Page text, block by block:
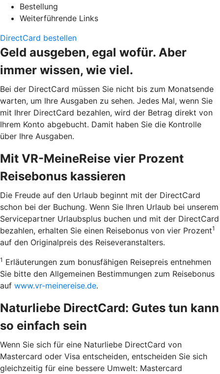
Bestellung
Weiterführende Links
DirectCard bestellen
Geld ausgeben, egal wofür. Aber
immer wissen, wie viel.
Bei der DirectCard müssen Sie nicht bis zum Monatsende
warten, um Ihre Ausgaben zu sehen. Jedes Mal, wenn Sie
mit Ihrer DirectCard bezahlen, wird der Betrag direkt von
Ihrem Konto abgebucht. Damit haben Sie die Kontrolle
über Ihre Ausgaben.
Mit VR-MeineReise vier Prozent
Reisebonus kassieren
Die Freude auf den Urlaub beginnt mit der DirectCard
schon bei der Buchung. Wenn Sie Ihren Urlaub bei unserem
Servicepartner Urlaubsplus buchen und mit der DirectCard
bezahlen, erhalten Sie einen Reisebonus von vier Prozent1
auf den Originalpreis des Reiseveranstalters.
1 Erläuterungen zum bonusfähigen Reisepreis entnehmen
Sie bitte den Allgemeinen Bestimmungen zum Reisebonus
auf www.vr-meinereise.de.
Naturliebe DirectCard: Gutes tun kann
so einfach sein
Wenn Sie sich für eine Naturliebe DirectCard von
Mastercard oder Visa entscheiden, entscheiden Sie sich
gleichzeitig für eine bessere Umwelt: Mastercard